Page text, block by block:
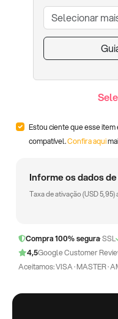
Estou ciente que esse item
compatível.Confira aqui
Informe os dados
Taxa de ativação (USD5,95)
Compra 100% segura· SSL
4,5Google Customer
Aceitamos: VISA · MASTER ·